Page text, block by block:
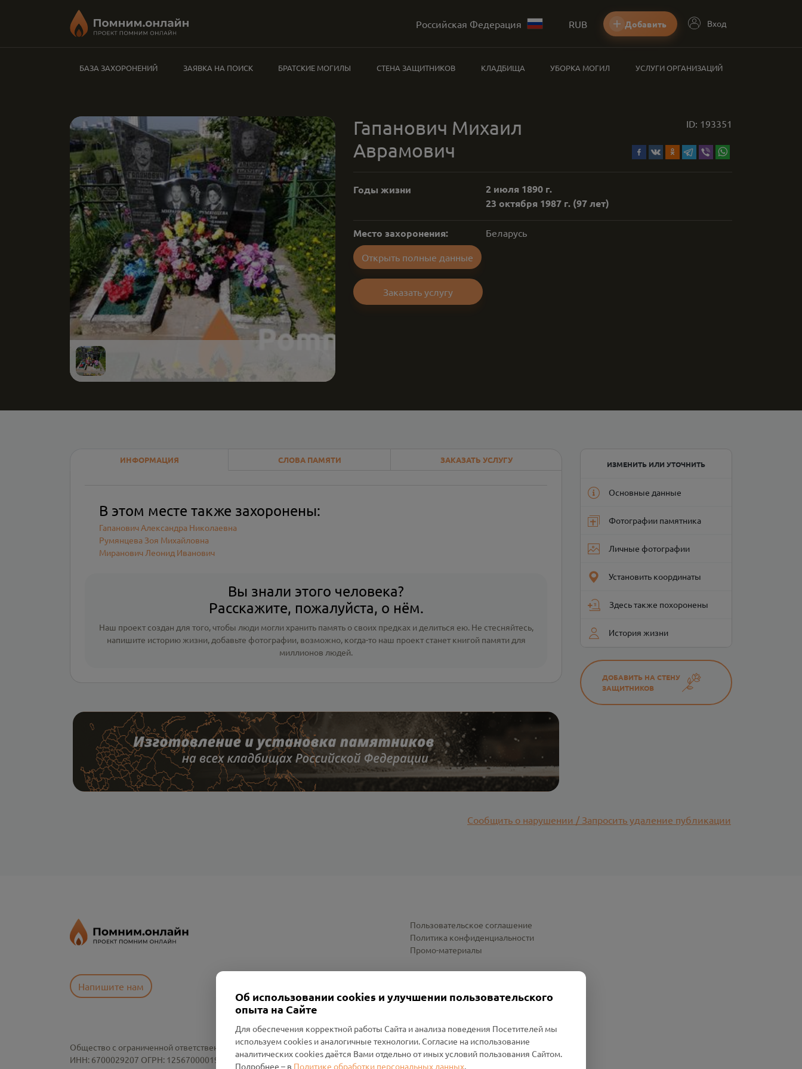
Российская Федерация RUB Добавить Вход
БАЗА ЗАХОРОНЕНИЙ ЗАЯВКА НА ПОИСК БРАТСКИЕ МОГИЛЫ СТЕНА ЗАЩИТНИКОВ КЛАДБИЩА УБОРКА МОГИЛ УСЛУГИ ОРГАНИЗАЦИЙ
Гапанович Михаил
Аврамович
ID: 193351
Годы жизни
2 июля 1890 г.
23 октября 1987 г. (97 лет)
Место захоронения: Беларусь
Открыть полные данные
Заказать услугу
ИНФОРМАЦИЯ СЛОВА ПАМЯТИ ЗАКАЗАТЬ УСЛУГУ
В этом месте также захоронены:
Гапанович Александра Николаевна
Румянцева Зоя Михайловна
Миранович Леонид Иванович
Вы знали этого человека?
Расскажите, пожалуйста, о нём.
Наш проект создан для того, чтобы люди могли хранить память о своих предках и делиться ею. Не стесняйтесь,
напишите историю жизни, добавьте фотографии, возможно, когда-то наш проект станет книгой памяти для
миллионов людей.
ИЗМЕНИТЬ ИЛИ УТОЧНИТЬ
Основные данные
Фотографии памятника
Личные фотографии
Установить координаты
Здесь также похоронены
История жизни
ДОБАВИТЬ НА СТЕНУ
ЗАЩИТНИКОВ
Сообщить о нарушении / Запросить удаление публикации
Напишите нам
Пользовательское соглашение
Политика конфиденциальности
Промо-материалы
Общество с ограниченной ответственностью «Смоленский Проект Помним»
ИНН: 6700029207 ОГРН: 1256700001986
Об использовании cookies и улучшении пользовательского
опыта на Сайте
Для обеспечения корректной работы Сайта и анализа поведения Посетителей мы
используем cookies и аналогичные технологии. Согласие на использование
аналитических cookies даётся Вами отдельно от иных условий пользования Сайтом.
Подробнее – в Политике обработки персональных данных.